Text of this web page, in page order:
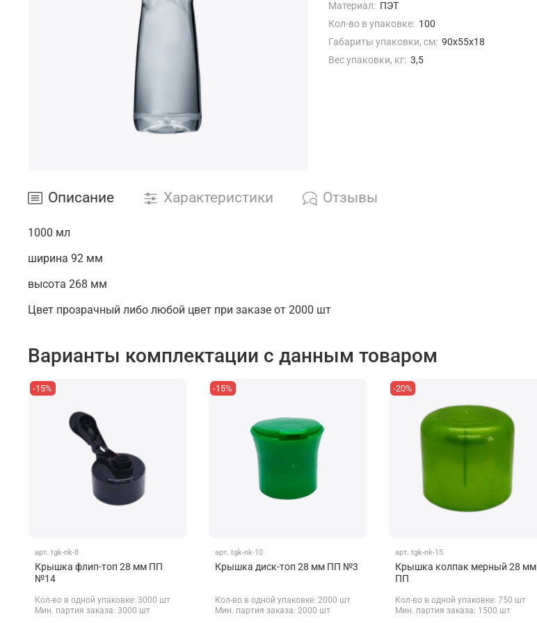
*Данные за предыдущий месяц работы по России (март)
Материал: ПЭТ
Кол-во в упаковке: 100
Габариты упаковки, см: 90х55х18
Вес упаковки, кг: 3,5
Описание Характеристики Отзывы
1000 мл
ширина 92 мм
высота 268 мм
Цвет прозрачный либо любой цвет при заказе от 2000 шт
Варианты комплектации с данным товаром
-15%
арт. tgk-nk-8
Крышка флип-топ 28 мм ПП
№14
Кол-во в одной упаковке: 3000 шт
Мин. партия заказа: 3000 шт
-15%
арт. tgk-nk-10
Крышка диск-топ 28 мм ПП №3
Кол-во в одной упаковке: 2000 шт
Мин. партия заказа: 2000 шт
-20%
арт. tgk-nk-15
Крышка колпак мерный 28 мм
ПП
Кол-во в одной упаковке: 750 шт
Мин. партия заказа: 1500 шт